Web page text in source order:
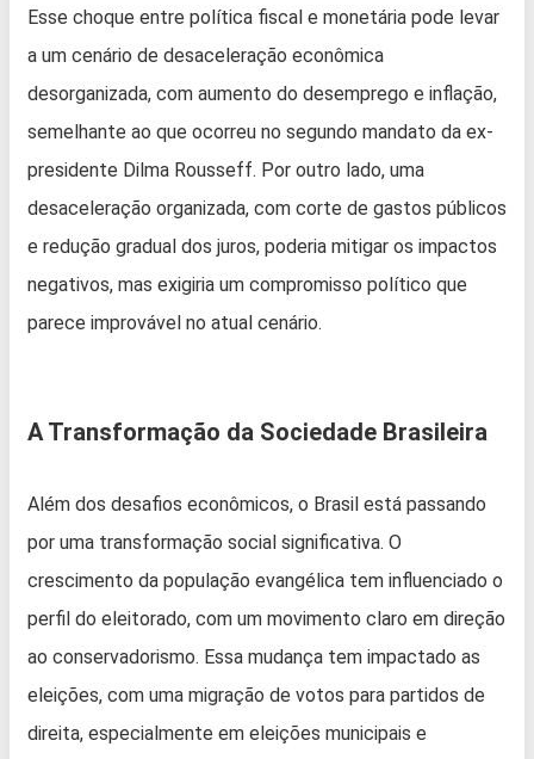
Esse choque entre política fiscal e monetária pode levar
a um cenário de desaceleração econômica
desorganizada, com aumento do desemprego e inflação,
semelhante ao que ocorreu no segundo mandato da ex-
presidente Dilma Rousseff. Por outro lado, uma
desaceleração organizada, com corte de gastos públicos
e redução gradual dos juros, poderia mitigar os impactos
negativos, mas exigiria um compromisso político que
parece improvável no atual cenário.
A Transformação da Sociedade Brasileira
Além dos desafios econômicos, o Brasil está passando
por uma transformação social significativa. O
crescimento da população evangélica tem influenciado o
perfil do eleitorado, com um movimento claro em direção
ao conservadorismo. Essa mudança tem impactado as
eleições, com uma migração de votos para partidos de
direita, especialmente em eleições municipais e